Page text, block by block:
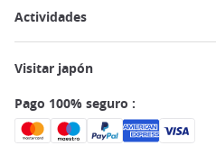
Actividades
Visitar japón
Pago 100% seguro :